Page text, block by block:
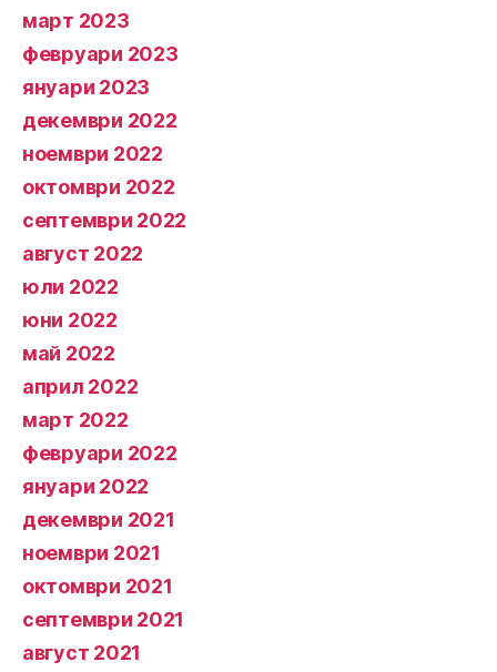
март 2023
февруари 2023
януари 2023
декември 2022
ноември 2022
октомври 2022
септември 2022
август 2022
юли 2022
юни 2022
май 2022
април 2022
март 2022
февруари 2022
януари 2022
декември 2021
ноември 2021
октомври 2021
септември 2021
август 2021